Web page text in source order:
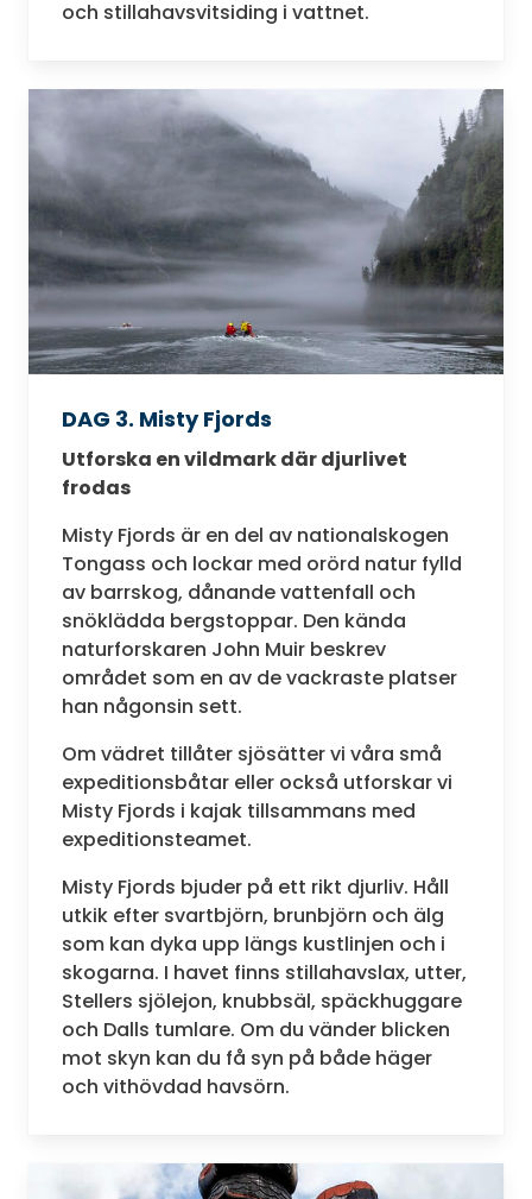
och stillahavsvitsiding i vattnet.
DAG 3. Misty Fjords
Utforska en vildmark där djurlivet
frodas
Misty Fjords är en del av nationalskogen
Tongass och lockar med orörd natur fylld
av barrskog, dånande vattenfall och
snöklädda bergstoppar. Den kända
naturforskaren John Muir beskrev
området som en av de vackraste platser
han någonsin sett.
Om vädret tillåter sjösätter vi våra små
expeditionsbåtar eller också utforskar vi
Misty Fjords i kajak tillsammans med
expeditionsteamet.
Misty Fjords bjuder på ett rikt djurliv. Håll
utkik efter svartbjörn, brunbjörn och älg
som kan dyka upp längs kustlinjen och i
skogarna. I havet finns stillahavslax, utter,
Stellers sjölejon, knubbsäl, späckhuggare
och Dalls tumlare. Om du vänder blicken
mot skyn kan du få syn på både häger
och vithövdad havsörn.